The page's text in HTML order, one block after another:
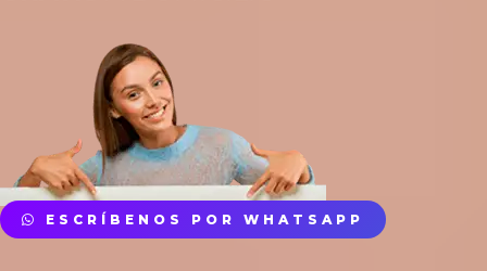
ESCRÍBENOS POR WHATSAPP